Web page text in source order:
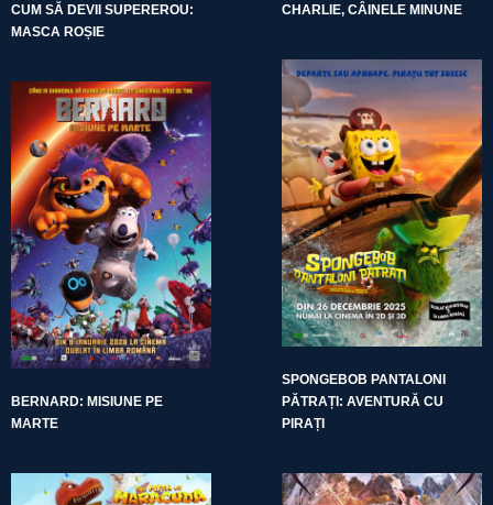
CUM SĂ DEVII SUPEREROU:
MASCA ROȘIE
CHARLIE, CÂINELE MINUNE
BERNARD: MISIUNE PE
MARTE
SPONGEBOB PANTALONI
PĂTRAȚI: AVENTURĂ CU
PIRAȚI